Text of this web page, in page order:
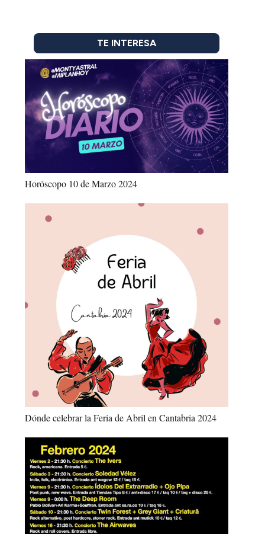
TE INTERESA
Horóscopo 10 de Marzo 2024
Dónde celebrar la Feria de Abril en Cantabria 2024